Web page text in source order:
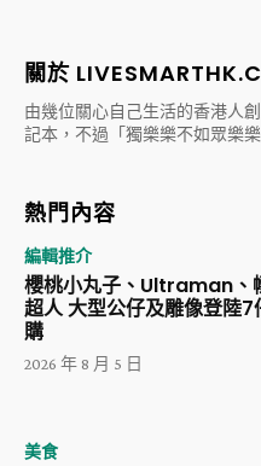
關於
由幾位關心自己生活的香港人
記本，不過「獨樂樂不如眾樂
熱門內容
編輯推介
櫻桃小丸子、Ultraman、
超人 大型公仔及雕像登陸7
購
2026 年 8 月 5 日
美食